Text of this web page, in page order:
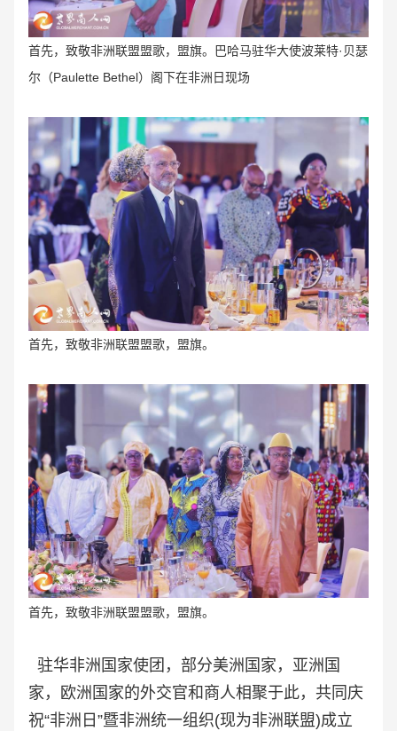
首先，致敬非洲联盟盟歌， 盟旗。巴哈马驻华大使波莱特·贝瑟
尔（Paulette Bethel） 阁下在非洲日现场
首先，致敬非洲联盟盟歌，盟旗。
首先，致敬非洲联盟盟歌，盟旗。
驻华非洲国家使团，部分美洲国家，亚洲国
家，欧洲国家的外交官和商人相聚于此，共同庆
祝“非洲日”暨非洲统一组织(现为非洲联盟)成立